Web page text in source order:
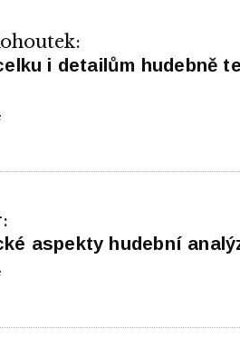
i detailům hudebně
aspekty hudební